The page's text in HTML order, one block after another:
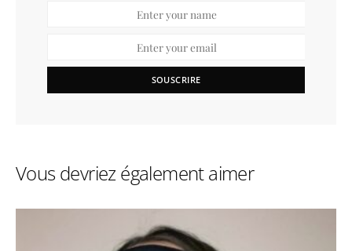
SOUSCRIRE
Vous devriez également aimer